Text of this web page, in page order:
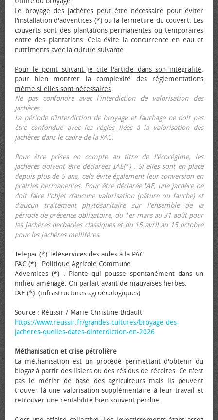
Le broyage des jachères peut être nécessaire pour éviter
l'installation d'adventices (*) ou la fermeture du couvert. Les
couverts sont des plantations permanentes ou temporaires
entre des plantations. Cela évite la concurrence en eau et
nutriments avec la culture suivante.
Pour le point suivant je cite l'article dans son intégralité,
pour bien montrer la complexité des réglementations
même si elles sont nécessaires.
Ne pas confondre avec l'interdiction de valorisation des
jachères
La période d’interdiction de broyage et fauchage ne doit pas
être confondue avec les règles liées à la valorisation des
jachères dans le cadre de la PAC.
Pour être prises en compte au titre de l'écorégime, les
jachères doivent être déclarées IAE(*) . Si elles sont en place
depuis plus de 5 ans, cela évite également leur conversion en
prairies permanentes. Pour être déclarée IAE, une jachère ne
doit faire l'objet d’aucune valorisation (pâture ou fauche) et
d'aucun traitement phytosanitaire sur l'ensemble de la
période de présence obligatoire, du 1er mars au 31 août pour
les jachères herbacées classiques et du 15 avril au 15 octobre
pour les jachères mellifères.
Telepac (*) Téléservices des aides à la PAC
PAC (*) : Politique Agricole Commune
Adventices (*) : Plante qui pousse spontanément dans un
milieu aménagé. On parlait avant de mauvaises herbes.
IAE (*) :(infrastructures agroécologiques)
Source : Réussir / Marie-Christine Bidault
https://www.reussir.fr/grandes-cultures/broyage-des-
jacheres-quelles-dates-dinterdiction-en-2026
Méthanisation et crise pétrolière
La méthanisation est un procédé permettant d'obtenir du
biogaz à partir des lisiers ou des résidus de récoltes. Ce n'est
pas le métier de base des agriculteurs mais ils peuvent
trouver là une valorisation supplémentaire à leur travail et
retrouver une rentabilité bien souvent perdue.